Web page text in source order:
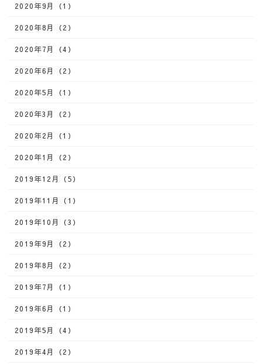
2020年9月（1）
2020年8月（2）
2020年7月（4）
2020年6月（2）
2020年5月（1）
2020年3月（2）
2020年2月（1）
2020年1月（2）
2019年12月（5）
2019年11月（1）
2019年10月（3）
2019年9月（2）
2019年8月（2）
2019年7月（1）
2019年6月（1）
2019年5月（4）
2019年4月（2）